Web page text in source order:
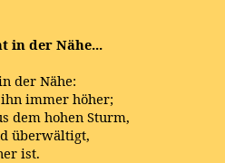
in der Nähe...
der Nähe:
immer höher;
dem hohen Sturm,
überwältigt,
ist.